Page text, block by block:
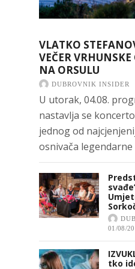
VLATKO
VEČER
NA ORSULU
DUBROVNIK INSIDER
U utorak, 04.08.
nastavlja se
jednog od
osnivača legendarne
01/08/
tko